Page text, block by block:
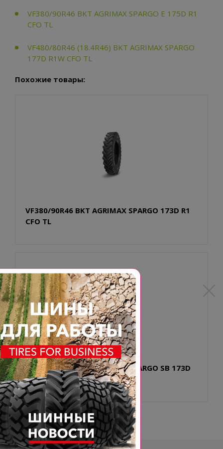
VF380/90R46 BKT AGRIMAX SPARGO E 175D R1
CFO TL
VF480/80R46 (18.4R46) BKT AGRIMAX SPARGO
177D R1W CFO TL
Похожие товары:
VF380/90R46 BKT AGRIMAX SPARGO 173D R1
CFO TL
VF380/90R46 BKT AGRIMAX SPARGO SB 173D
TL